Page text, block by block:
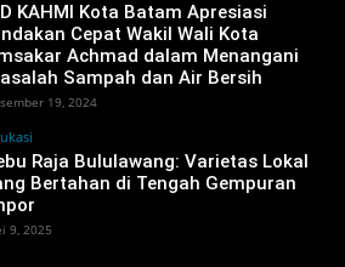
KAHMI Kota Batam Apresiasi
Cepat Wakil Wali Kota
Achmad dalam Menangani
Sampah dan Air Bersih
19, 2024
Raja Bululawang: Varietas Lokal
Bertahan di Tengah Gempuran
9, 2025